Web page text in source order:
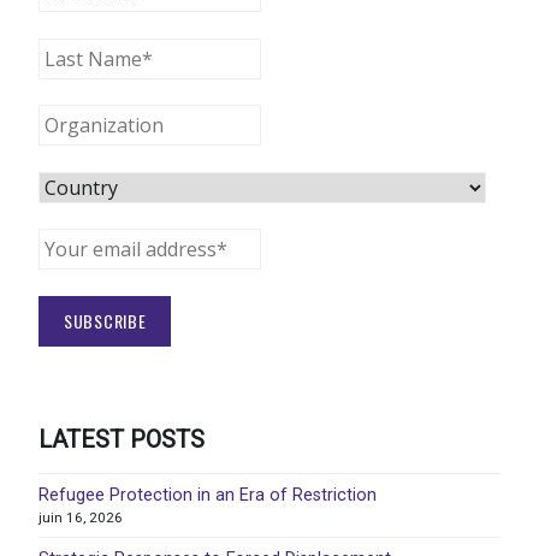
LATEST POSTS
Refugee Protection in an Era of Restriction
juin 16, 2026